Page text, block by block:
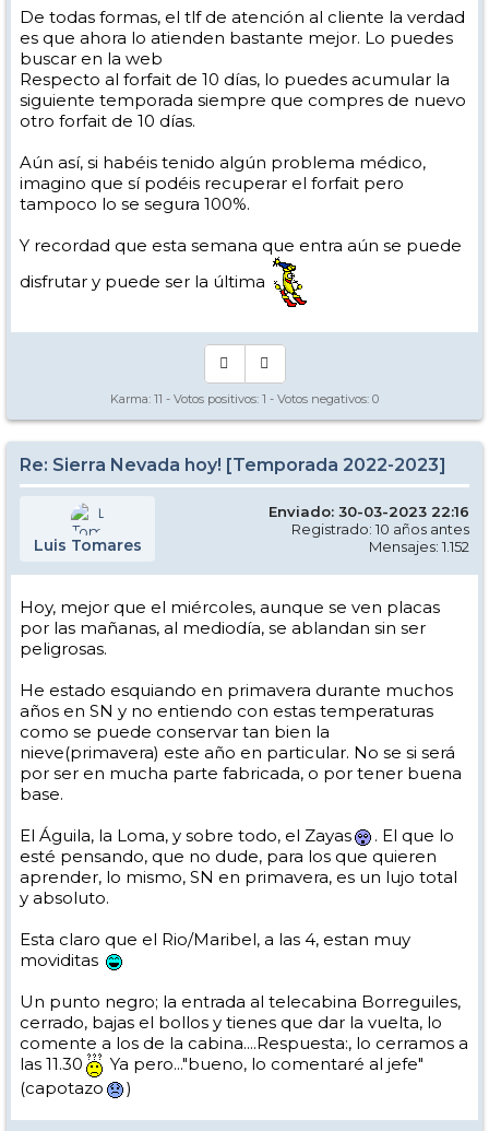
De todas formas, el tlf de atención al cliente la verdad
es que ahora lo atienden bastante mejor. Lo puedes
buscar en la web
Respecto al forfait de 10 días, lo puedes acumular la
siguiente temporada siempre que compres de nuevo
otro forfait de 10 días.
Aún así, si habéis tenido algún problema médico,
imagino que sí podéis recuperar el forfait pero
tampoco lo se segura 100%.
Y recordad que esta semana que entra aún se puede
disfrutar y puede ser la última
Karma: 11 - Votos positivos: 1 - Votos negativos: 0
Re: Sierra Nevada hoy! [Temporada 2022-2023]
Luis Tomares
Enviado: 30-03-2023 22:16
Registrado: 10 años antes
Mensajes: 1.152
Hoy, mejor que el miércoles, aunque se ven placas
por las mañanas, al mediodía, se ablandan sin ser
peligrosas.
He estado esquiando en primavera durante muchos
años en SN y no entiendo con estas temperaturas
como se puede conservar tan bien la
nieve(primavera) este año en particular. No se si será
por ser en mucha parte fabricada, o por tener buena
base.
El Águila, la Loma, y sobre todo, el Zayas
. El que lo
esté pensando, que no dude, para los que quieren
aprender, lo mismo, SN en primavera, es un lujo total
y absoluto.
Esta claro que el Rio/Maribel, a las 4, estan muy
moviditas
Un punto negro; la entrada al telecabina Borreguiles,
cerrado, bajas el bollos y tienes que dar la vuelta, lo
comente a los de la cabina....Respuesta:, lo cerramos a
las 11.30
Ya pero..."bueno, lo comentaré al jefe"
(capotazo
)